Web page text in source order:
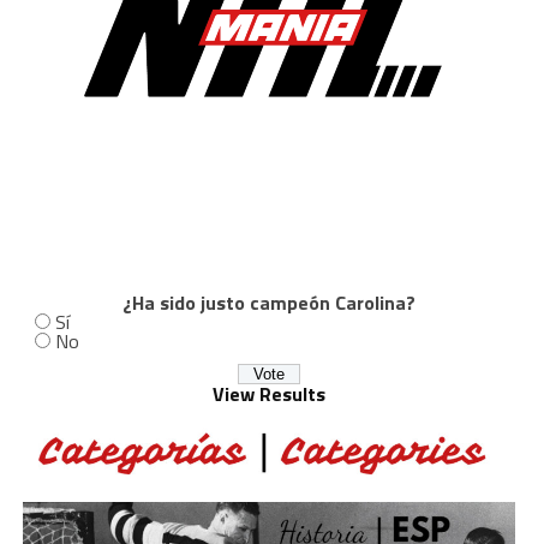
¿Ha sido justo campeón Carolina?
Sí
No
View Results